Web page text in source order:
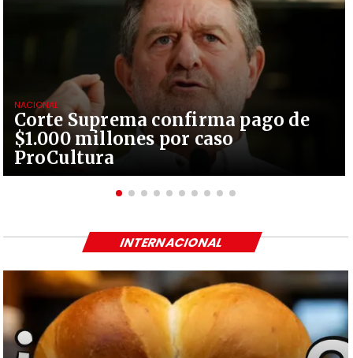
Corte Suprema confirma pago de
$1.000 millones por caso
ProCultura
NACIONAL
INTERNACIONAL